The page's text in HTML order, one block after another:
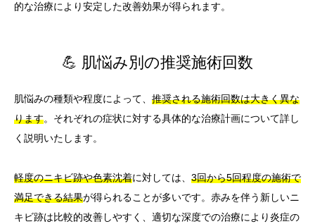
的な治療により安定した改善効果が得られます。
💪 肌悩み別の推奨施術回数
肌悩みの種類や程度によって、 推奨される施術回数は大きく異な
ります。それぞれの症状に対する具体的な治療計画について詳し
く説明いたします。
軽度のニキビ跡や色素沈着に対しては、 3回から5回程度の施術で
満足できる結果が得られることが多いです。赤みを伴う新しいニ
キビ跡は比較的改善しやすく、適切な深度での治療により炎症の